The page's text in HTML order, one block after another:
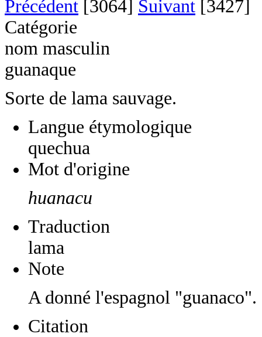
Précédent [3064] Suivant [3427]
Catégorie
nom masculin
guanaque
Sorte de lama sauvage.
Langue étymologique
quechua
Mot d'origine
huanacu
Traduction
lama
Note
A donné l'espagnol "guanaco".
Citation